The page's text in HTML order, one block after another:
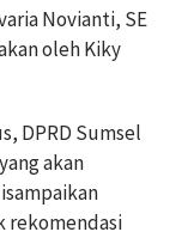
Novianti, SE
oleh Kiky
DPRD Sumsel
akan
rekomendasi